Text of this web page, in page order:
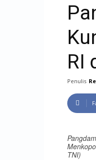
RI
Penulis
TNI)